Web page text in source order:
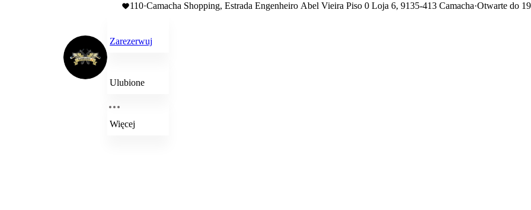
110·Camacha Shopping, Estrada Engenheiro Abel Vieira Piso 0 Loja 6, 9135-413 Camacha·Otwarte do
Zarezerwuj
Ulubione
Więcej